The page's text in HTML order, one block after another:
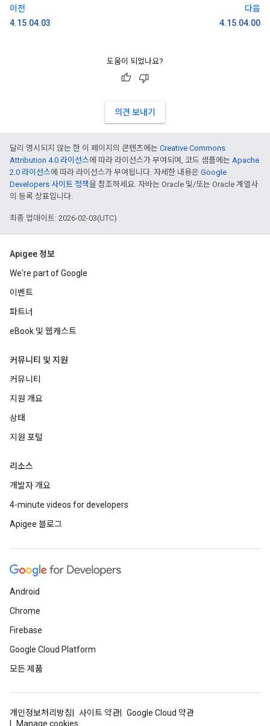
이전
4.15.04.03
다음
4.15.04.00
도움이 되었나요?
의견 보내기
달리 명시되지 않는 한 이 페이지의 콘텐츠에는 Creative Commons
Attribution 4.0 라이선스에 따라 라이선스가 부여되며, 코드 샘플에는 Apache
2.0 라이선스에 따라 라이선스가 부여됩니다. 자세한 내용은 Google
Developers 사이트 정책을 참조하세요. 자바는 Oracle 및/또는 Oracle 계열사
의 등록 상표입니다.
최종 업데이트: 2026-02-03(UTC)
Apigee 정보
We're part of Google
이벤트
파트너
eBook 및 웹캐스트
커뮤니티 및 지원
커뮤니티
지원 개요
상태
지원 포털
리소스
개발자 개요
4-minute videos for developers
Apigee 블로그
Android
Chrome
Firebase
Google Cloud Platform
모든 제품
개인정보처리방침 사이트 약관
Google Cloud 약관
Manage cookies